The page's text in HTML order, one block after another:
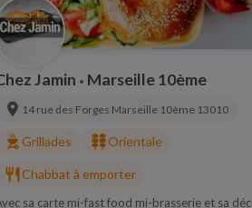
Jamin • Marseille 10ème
location_on 14 rue des Forges Marseille 10ème 13010
outdoor_grill Grillades kebab_diningOrientale
restaurant Chabbat à emporter
sa carte mi-fast food mi-brasserie et sa